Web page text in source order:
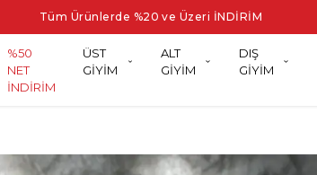
Tüm Ürünlerde %20 ve Üzeri İNDİRİM
%50
NET
İNDİRİM
ÜST
GİYİM
ALT
GİYİM
DIŞ
GİYİM